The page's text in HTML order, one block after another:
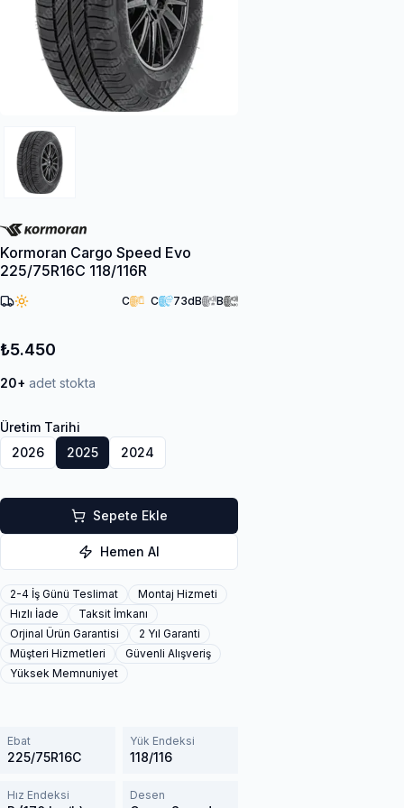
Kormoran Cargo Speed Evo
225/75R16C 118/116R
C C 73dB B
₺5.450
20+ adet stokta
Üretim Tarihi
2026
2025 2024
Sepete Ekle
Hemen Al
2-4 İş Günü Teslimat
Montaj Hizmeti
Hızlı İade
Taksit İmkanı
Orjinal Ürün Garantisi
2 Yıl Garanti
Müşteri Hizmetleri
Güvenli Alışveriş
Yüksek Memnuniyet
Ebat
225/75R16C
Yük Endeksi
118/116
Hız Endeksi Desen